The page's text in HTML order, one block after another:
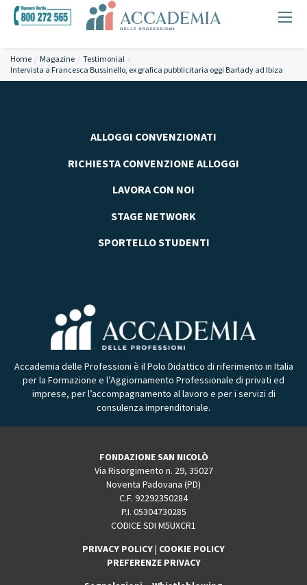
Home Magazine
Testimonial
Intervista a Francesca Bussinello, ex grafica pubblicitaria oggi Barlady ad Ibiza
ALLOGGI CONVENZIONATI
RICHIESTA CONVENZIONE ALLOGGI
LAVORA CON NOI
STAGE NETWORK
SPORTELLO STUDENTI
Accademia delle Professioni è il Polo Didattico di riferimento in Italia
per la Formazione e l’Aggiornamento Professionale di privati ed
imprese, per l’accompagnamento al lavoro e per i servizi di
consulenza imprenditoriale.
FONDAZIONE SAN NICOLÒ
Via Risorgimento n. 29, 35027
Noventa Padovana (PD)
C.F. 92292350284
P.I. 05304730285
CODICE SDI M5UXCR1
PRIVACY POLICY| COOKIE POLICY
PREFERENZE PRIVACY